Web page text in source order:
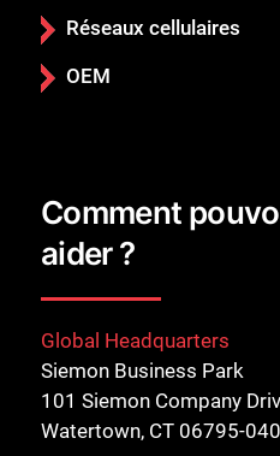
Réseaux cellulaires
OEM
Comment
aider ?
Global Headquarters
Siemon Business Park
101 Siemon Company
Watertown, CT 06795-